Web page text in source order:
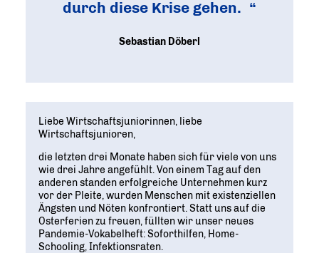
Geschichte
70 JAHRE WJD
Partner
Junior Chamber International (JCI)
G20 Young Entrepreneurs‘ Alliance
WIRTSCHAFT TRIFFT POLITIK
BERUFSEINSTIEG ERLEICHTERN
WIRTSCHAFTSQUIZ FÜR SCHÜLER
CREATIVE YOUNG ENTREPRENEUR
Energie und Nachhaltigkeit
POSITIONSPAPIERE, BROSCHÜREN
durch diese Krise gehen.
Sebastian Döberl
Liebe Wirtschaftsjuniorinnen, liebe
Wirtschaftsjunioren,
die letzten drei Monate haben sich für viele von uns
wie drei Jahre angefühlt. Von einem Tag auf den
anderen standen erfolgreiche Unternehmen kurz
vor der Pleite, wurden Menschen mit existenziellen
Ängsten und Nöten konfrontiert. Statt uns auf die
Osterferien zu freuen, füllten wir unser neues
Pandemie-Vokabelheft: Soforthilfen, Home-
Schooling, Infektionsraten.